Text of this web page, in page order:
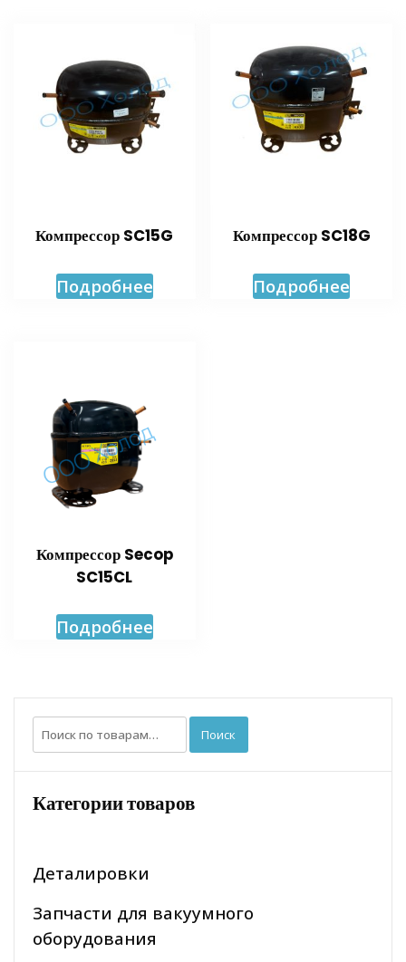
Компрессор SC15G
Подробнее
Компрессор SC18G
Подробнее
Компрессор Secop
SC15CL
Подробнее
Искать: Поиск
Категории товаров
Деталировки
Запчасти для вакуумного
оборудования